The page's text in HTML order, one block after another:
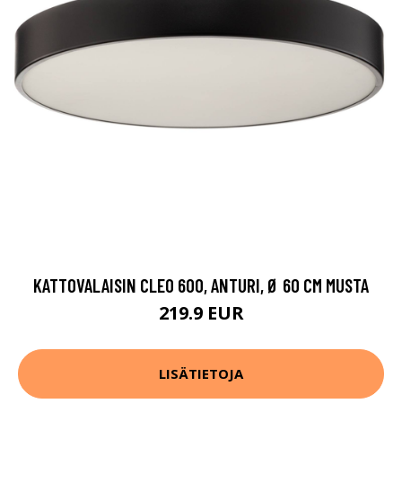
KATTOVALAISIN CLEO 600, ANTURI, Ø 60 CM MUSTA
219.9 EUR
LISÄTIETOJA